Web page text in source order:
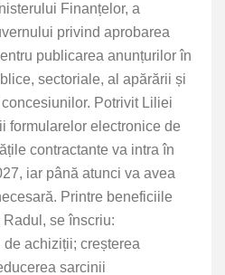
Finanțelor, a
privind aprobarea
publicarea anunțurilor în
sectoriale, al apărării și
Potrivit Liliei
formularelor electronice de
contractante va intra în
iar până atunci va avea
Printre beneficiile
se înscriu:
achiziții; creșterea
sarcinii